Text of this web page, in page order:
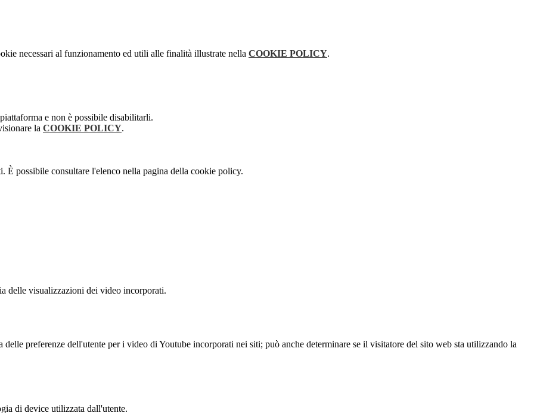
necessari al funzionamento ed utili alle finalità illustrate nella COOKIE POLICY.
e non è possibile disabilitarli.
la COOKIE POLICY.
È possibile consultare l'elenco nella pagina della cookie policy.
delle visualizzazioni dei video incorporati.
delle preferenze dell'utente per i video di Youtube incorporati nei siti; può anche determinare se il visitatore del sito web sta utilizzando la
di device utilizzata dall'utente.